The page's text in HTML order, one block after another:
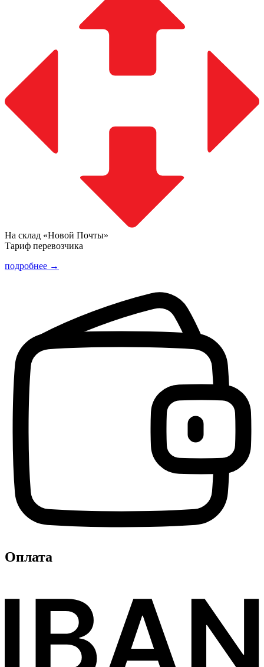
На склад «Новой Почты»
Тариф перевозчика
подробнее →
Оплата